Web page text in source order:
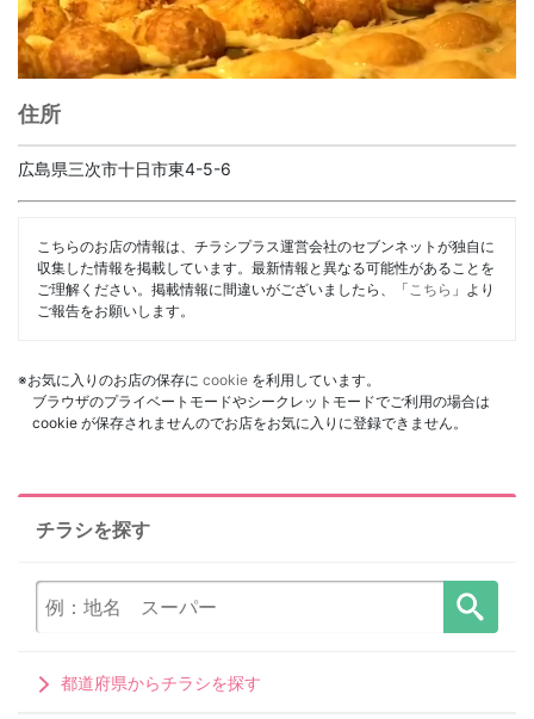
住所
広島県三次市十日市東4-5-6
こちらのお店の情報は、チラシプラス運営会社のセブンネットが独自に
収集した情報を掲載しています。最新情報と異なる可能性があることを
ご理解ください。掲載情報に間違いがございましたら、「 こちら 」より
ご報告をお願いします。
※お気に入りのお店の保存に cookie を利用しています。
ブラウザのプライベートモードやシークレットモードでご利用の場合は
cookie が保存されませんのでお店をお気に入りに登録できません。
チラシを探す
都道府県からチラシを探す